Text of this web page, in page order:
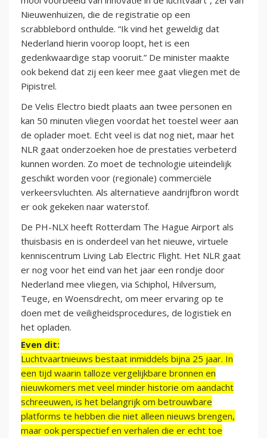
Nieuwenhuizen, die de registratie op een
scrabblebord onthulde. “Ik vind het geweldig dat
Nederland hierin voorop loopt, het is een
gedenkwaardige stap vooruit.” De minister maakte
ook bekend dat zij een keer mee gaat vliegen met de
Pipistrel.
De Velis Electro biedt plaats aan twee personen en
kan 50 minuten vliegen voordat het toestel weer aan
de oplader moet. Echt veel is dat nog niet, maar het
NLR gaat onderzoeken hoe de prestaties verbeterd
kunnen worden. Zo moet de technologie uiteindelijk
geschikt worden voor (regionale) commerciële
verkeersvluchten. Als alternatieve aandrijfbron wordt
er ook gekeken naar waterstof.
De PH-NLX heeft Rotterdam The Hague Airport als
thuisbasis en is onderdeel van het nieuwe, virtuele
kenniscentrum Living Lab Electric Flight. Het NLR gaat
er nog voor het eind van het jaar een rondje door
Nederland mee vliegen, via Schiphol, Hilversum,
Teuge, en Woensdrecht, om meer ervaring op te
doen met de veiligheidsprocedures, de logistiek en
het opladen.
Even dit:
Luchtvaartnieuws bestaat inmiddels bijna 25 jaar. In
een tijd waarin talloze vergelijkbare bronnen en
nieuwkomers met veel minder historie om aandacht
schreeuwen, is het belangrijk om betrouwbare
platforms te hebben die niet alleen nieuws brengen,
maar ook perspectief en verhalen die er echt toe